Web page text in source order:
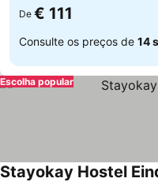
De € 111
Consulte os preços de 14
Escolha popular
Stayokay Hostel